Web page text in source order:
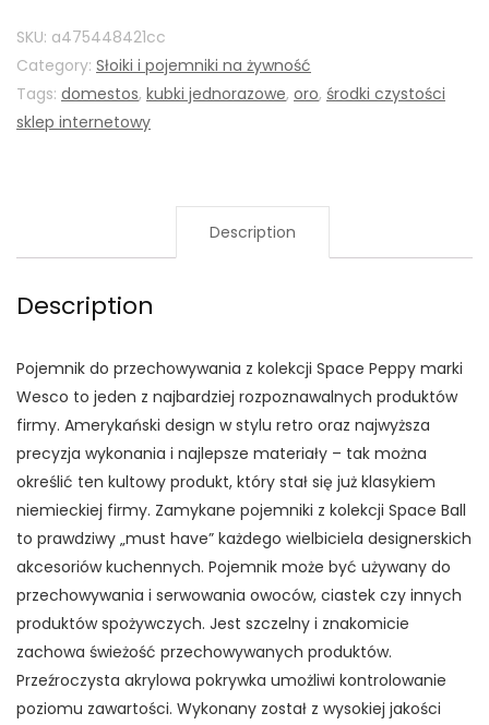
SKU: a475448421cc
Category: Słoiki i pojemniki na żywność
Tags: domestos, kubki jednorazowe, oro, środki czystości
sklep internetowy
Description
Description
Pojemnik do przechowywania z kolekcji Space Peppy marki
Wesco to jeden z najbardziej rozpoznawalnych produktów
firmy. Amerykański design w stylu retro oraz najwyższa
precyzja wykonania i najlepsze materiały – tak można
określić ten kultowy produkt, który stał się już klasykiem
niemieckiej firmy. Zamykane pojemniki z kolekcji Space Ball
to prawdziwy „must have” każdego wielbiciela designerskich
akcesoriów kuchennych. Pojemnik może być używany do
przechowywania i serwowania owoców, ciastek czy innych
produktów spożywczych. Jest szczelny i znakomicie
zachowa świeżość przechowywanych produktów.
Przeźroczysta akrylowa pokrywka umożliwi kontrolowanie
poziomu zawartości. Wykonany został z wysokiej jakości